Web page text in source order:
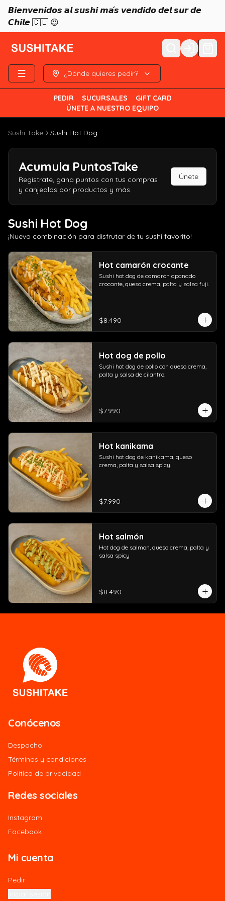
𝘽𝙞𝙚𝙣𝙫𝙚𝙣𝙞𝙙𝙤𝙨 𝙖𝙡 𝙨𝙪𝙨𝙝𝙞 𝙢𝙖́𝙨 𝙫𝙚𝙣𝙙𝙞𝙙𝙤 𝙙𝙚𝙡 𝙨𝙪𝙧 𝙙𝙚
𝘾𝙝𝙞𝙡𝙚 🇨🇱 😍
Login
¿Dónde quieres pedir?
PEDIR SUCURSALES
GIFT CARD
ÚNETE A NUESTRO EQUIPO
Sushi Take Sushi Hot Dog
Acumula PuntosTake
Regístrate, gana puntos con tus compras
y canjealos por productos y más
Únete
Sushi Hot Dog
¡Nueva combinación para disfrutar de tu sushi favorito!
Hot camarón crocante
Sushi hot dog de camarón apanado
crocante, queso crema, palta y salsa fuji.
$8.490
Hot dog de pollo
Sushi hot dog de pollo con queso crema,
palta y salsa de cilantro.
$7.990
Hot kanikama
Sushi hot dog de kanikama, queso
crema, palta y salsa spicy.
$7.990
Hot salmón
Hot dog de salmon, queso crema, palta y
salsa spicy
$8.490
Conócenos
Despacho
Términos y condiciones
Política de privacidad
Redes sociales
Instagram
Facebook
Mi cuenta
Pedir